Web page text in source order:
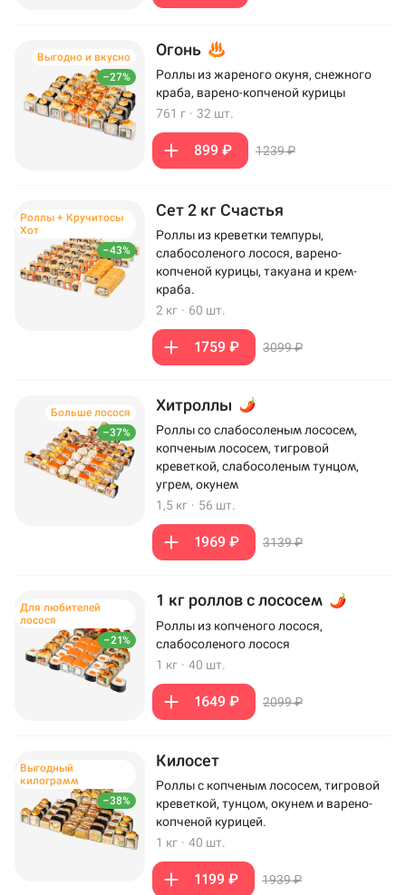
–27%
Выгодно и вкусно Огонь
Роллы из жареного окуня, снежного
краба, варено-копченой курицы
761 г · 32 шт.
899 ₽ 1239 ₽
–43%
Роллы + Кручитосы
Хот
Сет 2 кг Счастья
Роллы из креветки темпуры,
слабосоленого лосося, варено-
копченой курицы, такуана и крем-
краба.
2 кг · 60 шт.
1759 ₽ 3099 ₽
–37%
Больше лосося Хитроллы
Роллы со слабосоленым лососем,
копченым лососем, тигровой
креветкой, слабосоленым тунцом,
угрем, окунем
1,5 кг · 56 шт.
1969 ₽ 3139 ₽
–21%
Для любителей
лосося
1 кг роллов с лососем
Роллы из копченого лосося,
слабосоленого лосося
1 кг · 40 шт.
1649 ₽ 2099 ₽
–38%
Выгодный
килограмм
Килосет
Роллы с копченым лососем, тигровой
креветкой, тунцом, окунем и варено-
копченой курицей.
1 кг · 40 шт.
1199 ₽ 1939 ₽